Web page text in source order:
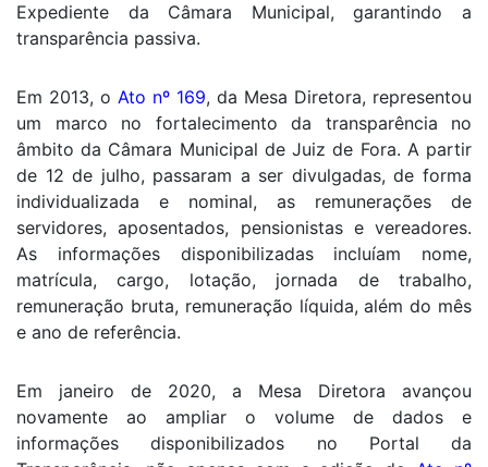
Expediente da Câmara Municipal, garantindo a
transparência passiva.
Em 2013, o Ato nº 169, da Mesa Diretora, representou
um marco no fortalecimento da transparência no
âmbito da Câmara Municipal de Juiz de Fora. A partir
de 12 de julho, passaram a ser divulgadas, de forma
individualizada e nominal, as remunerações de
servidores, aposentados, pensionistas e vereadores.
As informações disponibilizadas incluíam nome,
matrícula, cargo, lotação, jornada de trabalho,
remuneração bruta, remuneração líquida, além do mês
e ano de referência.
Em janeiro de 2020, a Mesa Diretora avançou
novamente ao ampliar o volume de dados e
informações disponibilizados no Portal da